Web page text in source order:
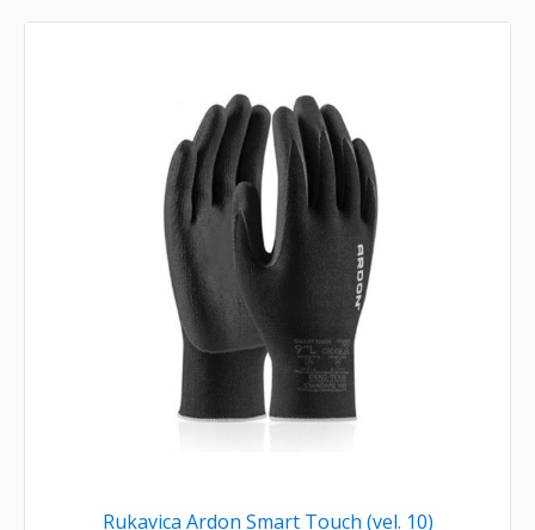
Rukavica Ardon Smart Touch (vel. 10)